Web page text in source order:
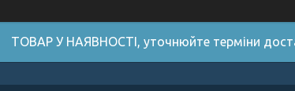
ТОВАР У НАЯВНОСТІ, уточнюйте терміни